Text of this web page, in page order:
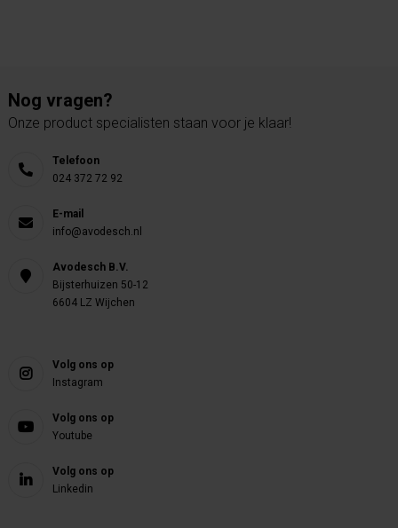
Nog vragen?
Onze product specialisten staan voor je klaar!
Telefoon
024 372 72 92
E-mail
info@avodesch.nl
Avodesch B.V.
Bijsterhuizen 50-12
6604 LZ Wijchen
Volg ons op
Instagram
Volg ons op
Youtube
Volg ons op
Linkedin